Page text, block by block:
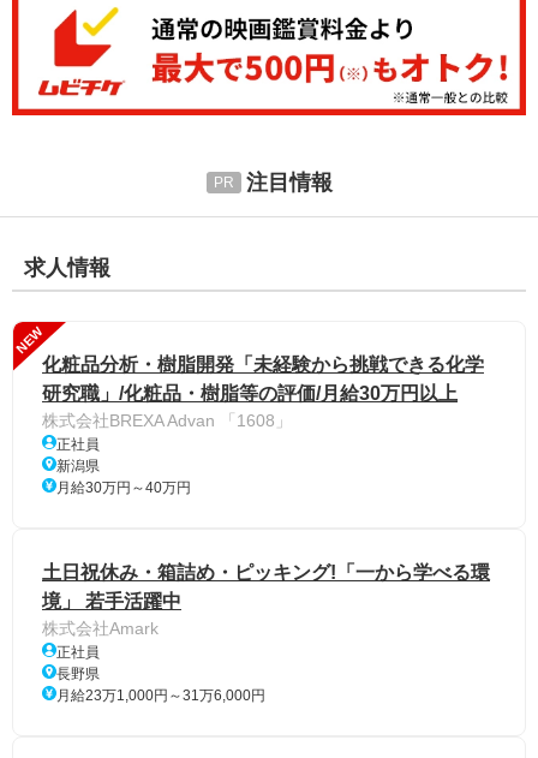
注目情報
求人情報
NEW
化粧品分析・樹脂開発「未経験から挑戦できる化学
研究職」/化粧品・樹脂等の評価/月給30万円以上
株式会社BREXA Advan 「1608」
正社員
新潟県
月給30万円～40万円
土日祝休み・箱詰め・ピッキング!「一から学べる環
境」 若手活躍中
株式会社Amark
正社員
長野県
月給23万1,000円～31万6,000円